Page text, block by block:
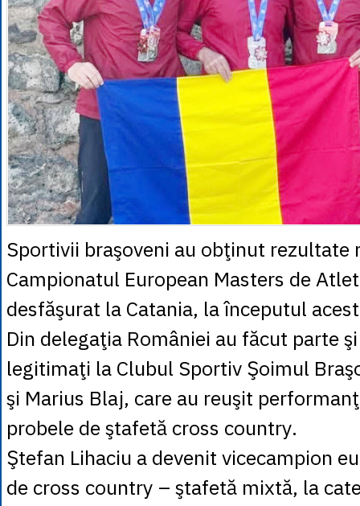
Sportivii braşoveni au obţinut rezultate
Campionatul European Masters de
desfăşurat la Catania, la începutul
Din delegaţia României au făcut parte
legitimaţi la Clubul Sportiv Şoimul
şi Marius Blaj, care au reuşit
probele de ştafetă cross country.
Ştefan Lihaciu a devenit vicecampion
de cross country – ştafetă mixtă, la